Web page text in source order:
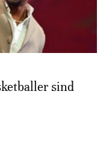
sind